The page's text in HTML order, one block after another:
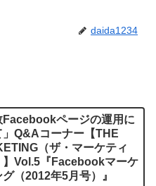
daida1234
Facebookページの運用に
」Q&Aコーナー【THE
（ザ・マーケティ
】Vol.5『Facebookマーケ
（2012年5月号）』